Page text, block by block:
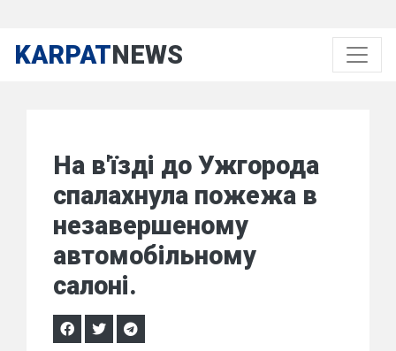
KARPATNEWS
На в'їзді до Ужгорода
спалахнула пожежа в
незавершеному
автомобільному
салоні.